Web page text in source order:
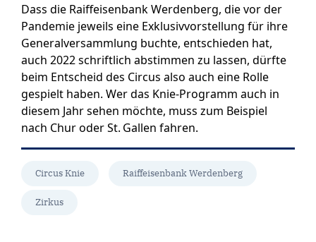
Dass die Raiffeisenbank Werdenberg, die vor der
Pandemie jeweils eine Exklusivvorstellung für ihre
Generalversammlung buchte, entschieden hat,
auch 2022 schriftlich abstimmen zu lassen, dürfte
beim Entscheid des Circus also auch eine Rolle
gespielt haben. Wer das Knie-Programm auch in
diesem Jahr sehen möchte, muss zum Beispiel
nach Chur oder St. Gallen fahren.
Circus Knie Raiffeisenbank Werdenberg
Zirkus